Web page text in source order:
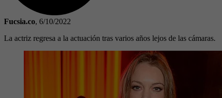
Fucsia.co, 6/10/2022
La actriz regresa a la actuación tras varios años lejos de las cámaras.